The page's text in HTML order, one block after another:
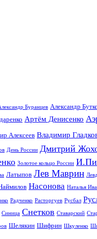
Буранцев Александр
Артём Денисенко
Алексеев Владимир
День России Дмитрий
Золотое кольцо России
Латыпов Лев Маврин
Насонова Наталья
Радченко Расторгуев Русбал
Синица Снетков Ставарский
Шелякин Шифрин Шкуленко